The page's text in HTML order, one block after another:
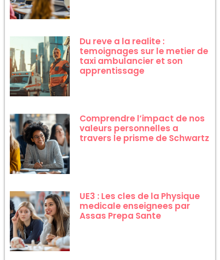
Du reve a la realite :
temoignages sur le metier de
taxi ambulancier et son
apprentissage
Comprendre l’impact de nos
valeurs personnelles a
travers le prisme de Schwartz
UE3 : Les cles de la Physique
medicale enseignees par
Assas Prepa Sante